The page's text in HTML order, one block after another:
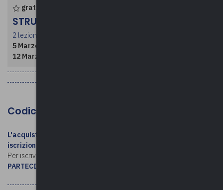
gratuito per enti associati
STRUTTURA CORSO
2 lezioni per un totale di 4 ore
5 Marzo 2026
12 Marzo 2026
Codice MEPA: FS-36/2026
L'acquisto su MEPA / l'invio della determina NON costituiscono
iscrizione al corso
Per iscriversi, consultare le
PARTECIPAZIONE